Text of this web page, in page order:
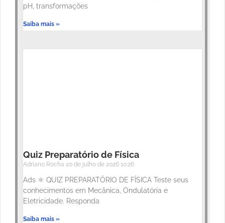
pH, transformações
Saiba mais »
Quiz Preparatório de Física
Adriano Rocha 20 de julho de 2026 10:26
Ads ⚛️ QUIZ PREPARATÓRIO DE FÍSICA Teste seus
conhecimentos em Mecânica, Ondulatória e
Eletricidade. Responda
Saiba mais »